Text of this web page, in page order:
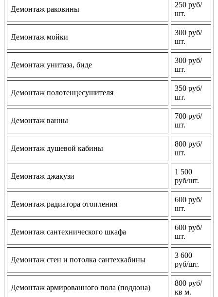
Демонтаж раковины
250 руб/
шт.
Демонтаж мойки
300 руб/
шт.
Демонтаж унитаза, биде
300 руб/
шт.
Демонтаж полотенцесушителя
350 руб/
шт.
Демонтаж ванны
700 руб/
шт.
Демонтаж душевой кабины
800 руб/
шт.
Демонтаж джакузи
1 500
руб/шт.
Демонтаж радиатора отопления
600 руб/
шт.
Демонтаж сантехнического шкафа
600 руб/
шт.
Демонтаж стен и потолка сантехкабины
3 600
руб/шт.
Демонтаж армированного пола (поддона)
800 руб/
кв м.